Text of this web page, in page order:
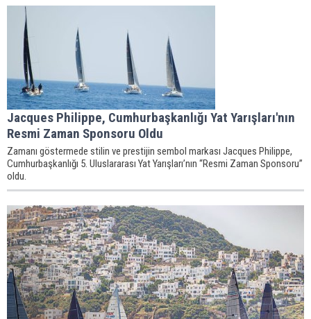
Jacques Philippe, Cumhurbaşkanlığı Yat Yarışları'nın
Resmi Zaman Sponsoru Oldu
Zamanı göstermede stilin ve prestijin sembol markası Jacques Philippe,
Cumhurbaşkanlığı 5. Uluslararası Yat Yarışları’nın “Resmi Zaman Sponsoru”
oldu.